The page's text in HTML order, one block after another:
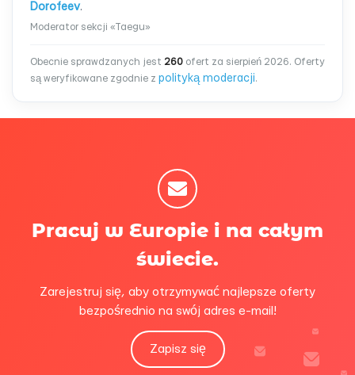
Dorofeev.
Moderator sekcji «Taegu»
Obecnie sprawdzanych jest 260 ofert za sierpień 2026. Oferty
są weryfikowane zgodnie z polityką moderacji.
Pracuj w Europie i na całym
świecie.
Zarejestruj się, aby otrzymywać najlepsze oferty
bezpośrednio na swój adres e-mail!
Zapisz się